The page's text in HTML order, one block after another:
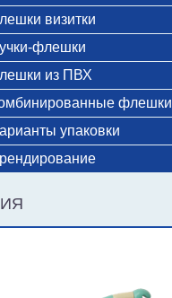
визитки
флешки
из ПВХ
флешки
упаковки